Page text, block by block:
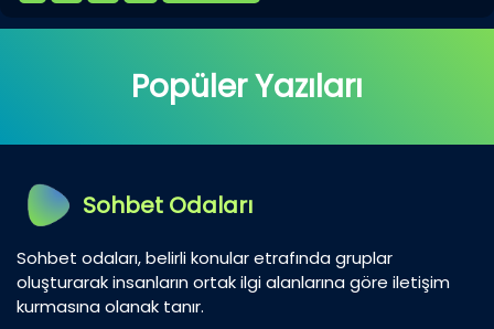
Popüler Yazıları
Sohbet Odaları
Sohbet odaları, belirli konular etrafında gruplar
oluşturarak insanların ortak ilgi alanlarına göre iletişim
kurmasına olanak tanır.